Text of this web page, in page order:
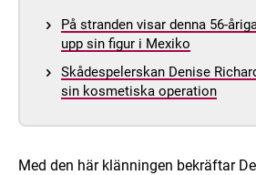
På stranden visar denna 56-
upp sin figur i Mexiko
Skådespelerskan Denise
sin kosmetiska operation
Med den här klänningen bekräftar